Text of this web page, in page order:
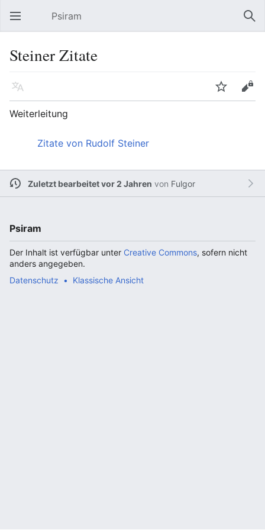
Hauptmenü öffnen Psiram
Steiner Zitate
Sprache Beobachten
Bearbeiten
Weiterleitung
Zitate von Rudolf Steiner
Zuletzt bearbeitet vor 2 Jahren von Fulgor
Psiram
Der Inhalt ist verfügbar unter Creative Commons, sofern nicht
anders angegeben.
Datenschutz
Klassische Ansicht